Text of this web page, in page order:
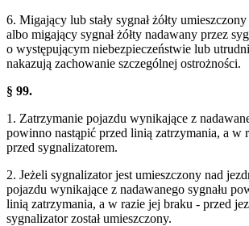
6. Migający lub stały sygnał żółty
albo migający sygnał żółty nadawany przez
o występującym niebezpieczeństwie lub
nakazują zachowanie szczególnej ostrożności.
§ 99.
1. Zatrzymanie pojazdu wynikające z
powinno nastąpić przed linią zatrzymania, a w
przed sygnalizatorem.
2. Jeżeli sygnalizator jest umieszczony nad
pojazdu wynikające z nadawanego sygnału
linią zatrzymania, a w razie jej braku - przed
sygnalizator został umieszczony.